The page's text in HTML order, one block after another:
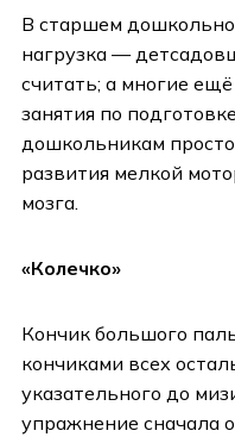
В старшем
нагрузка —
считать; а многие
занятия по
дошкольникам
развития мелкой
мозга.
«Колечко»
Кончик большого
кончиками всех
указательного до
упражнение сначала